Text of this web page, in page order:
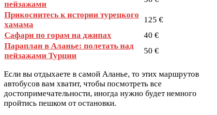
пейзажами
Прикоснитесь к истории турецкого
хамама
125 €
Сафари по горам на джипах
40 €
Параплан в Аланье: полетать над
пейзажами Турции
50 €
Если вы отдыхаете в самой Аланье, то этих маршрутов
автобусов вам хватит, чтобы посмотреть все
достопримечательности, иногда нужно будет немного
пройтись пешком от остановки.